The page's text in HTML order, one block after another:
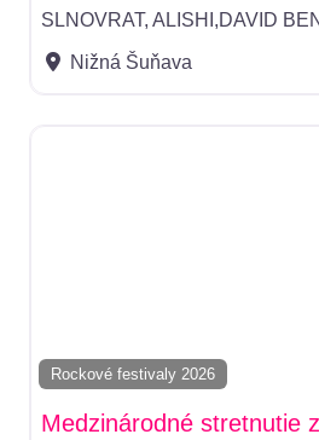
SLNOVRAT, ALISHI,DAVID
Nižná Šuňava
Rockové festivaly 2026
Medzinárodné stretnutie